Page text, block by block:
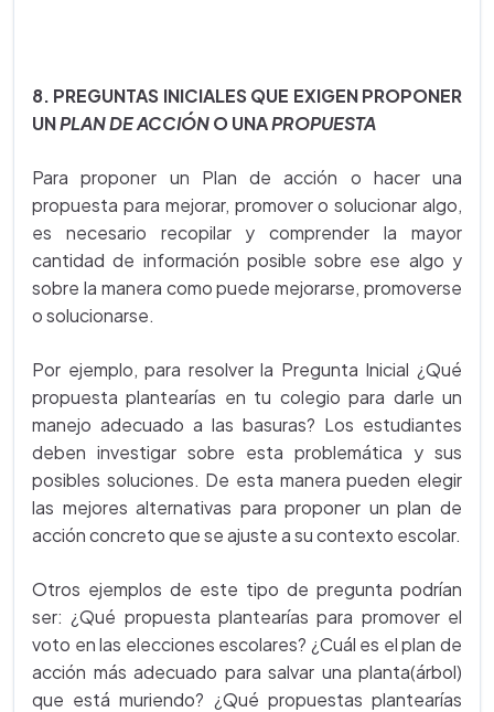
8. PREGUNTAS INICIALES QUE EXIGEN PROPONER
UNPLAN DE ACCIÓNO UNAPROPUESTA
Para proponer un Plan de acción o hacer una
propuesta para mejorar, promover o solucionar algo,
es necesario recopilar y comprender la mayor
cantidad de información posible sobre ese algo y
sobre la manera como puede mejorarse, promoverse
o solucionarse.
Por ejemplo, para resolver la Pregunta Inicial ¿Qué
propuesta plantearías en tu colegio para darle un
manejo adecuado a las basuras? Los estudiantes
deben investigar sobre esta problemática y sus
posibles soluciones. De esta manera pueden elegir
las mejores alternativas para proponer un plan de
acción concreto que se ajuste a su contexto escolar.
Otros ejemplos de este tipo de pregunta podrían
ser: ¿Qué propuesta plantearías para promover el
voto en las elecciones escolares? ¿Cuál es el plan de
acción más adecuado para salvar una planta(árbol)
que está muriendo? ¿Qué propuestas plantearías